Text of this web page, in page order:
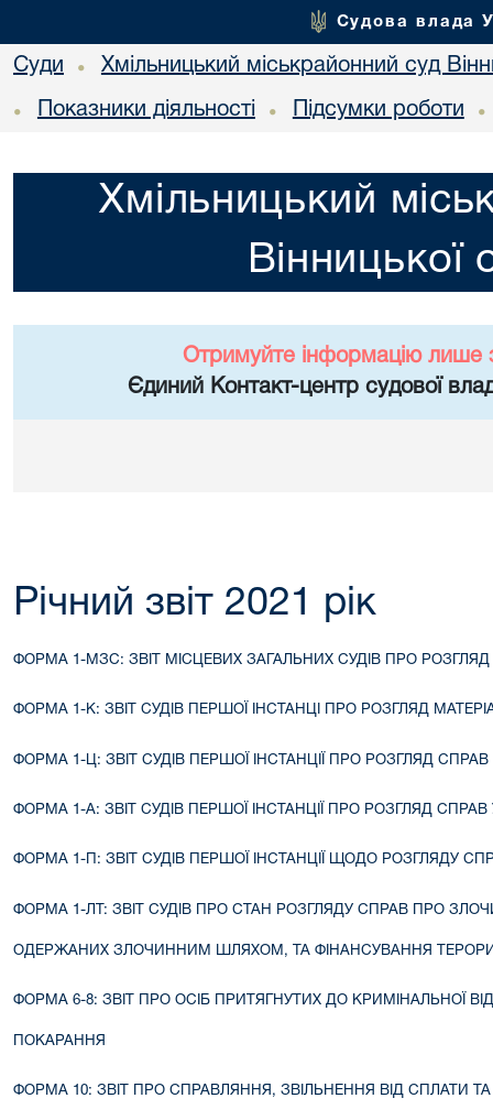
Судова влада
Суди • Хмільницький міськрайонний суд
• Показники діяльності • Підсумки роботи •
Хмільницький
Вінницької
Отримуйте інформацію лише
Єдиний Контакт-центр судової
Річний звіт 2021 рік
ФОРМА 1-МЗС: ЗВІТ МІСЦЕВИХ ЗАГАЛЬНИХ СУДІВ ПРО
ФОРМА 1-К: ЗВІТ СУДІВ ПЕРШОЇ ІНСТАНЦІ ПРО РОЗГЛЯД
ФОРМА 1-Ц: ЗВІТ СУДІВ ПЕРШОЇ ІНСТАНЦІЇ ПРО РОЗГЛЯД
ФОРМА 1-А: ЗВІТ СУДІВ ПЕРШОЇ ІНСТАНЦІЇ ПРО РОЗГЛЯД
ФОРМА 1-П: ЗВІТ СУДІВ ПЕРШОЇ ІНСТАНЦІЇ ЩОДО РОЗГЛЯДУ
ФОРМА 1-ЛТ: ЗВІТ СУДІВ ПРО СТАН РОЗГЛЯДУ СПРАВ ПРО
ОДЕРЖАНИХ ЗЛОЧИННИМ ШЛЯХОМ, ТА ФІНАНСУВАННЯ
ФОРМА 6-8: ЗВІТ ПРО ОСІБ ПРИТЯГНУТИХ ДО КРИМІНАЛЬНОЇ
ПОКАРАННЯ
ФОРМА 10: ЗВІТ ПРО СПРАВЛЯННЯ, ЗВІЛЬНЕННЯ ВІД СПЛАТИ